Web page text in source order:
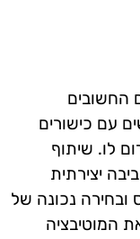
החשובים
עם כישורים
לו. שיתוף
יצירתית
ובחירה נכונה של
המוטיבציה